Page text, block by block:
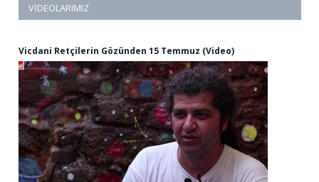
VIDEOLARIMIZ
Vicdani Retçilerin Gözünden 15 Temmuz (Video)